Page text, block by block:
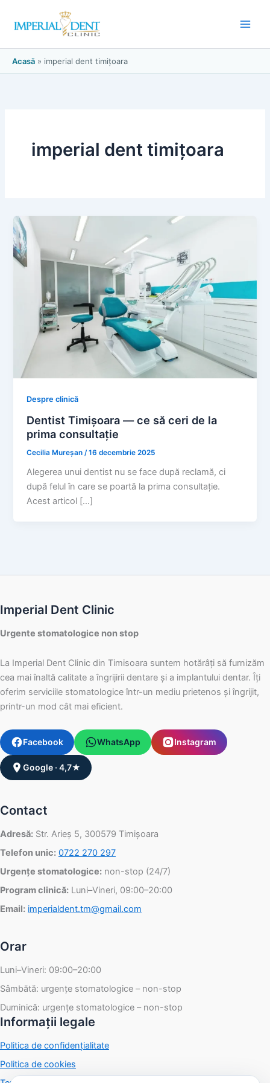
Acasă » imperial dent timițoara
imperial dent timițoara
Despre clinică
Dentist Timișoara — ce să ceri de la
prima consultație
Cecilia Mureșan /16 decembrie 2025
Alegerea unui dentist nu se face după reclamă, ci
după felul în care se poartă la prima consultație.
Acest articol […]
Imperial Dent Clinic
Urgente stomatologice non stop
La Imperial Dent Clinic din Timisoara suntem hotărâți să furnizăm
cea mai înaltă calitate a îngrijirii dentare și a implantului dentar. Îți
oferim serviciile stomatologice într-un mediu prietenos și îngrijit,
printr-un mod cât mai eficient.
Facebook WhatsApp Instagram
Google · 4,7★
Contact
Adresă: Str. Arieș 5, 300579 Timișoara
Telefon unic: 0722 270 297
Urgențe stomatologice: non-stop (24/7)
Program clinică: Luni–Vineri, 09:00–20:00
Email: imperialdent.tm@gmail.com
Orar
Luni–Vineri: 09:00–20:00
Sâmbătă: urgențe stomatologice – non-stop
Duminică: urgențe stomatologice – non-stop
Informații legale
Politica de confidențialitate
Politica de cookies